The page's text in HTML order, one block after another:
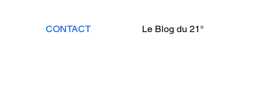
CONTACT Le Blog du 21°